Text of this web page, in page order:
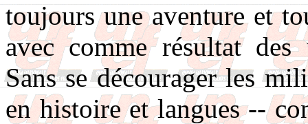
toujours une aventure et
avec comme résultat des
Sans se décourager les
en histoire et langues --